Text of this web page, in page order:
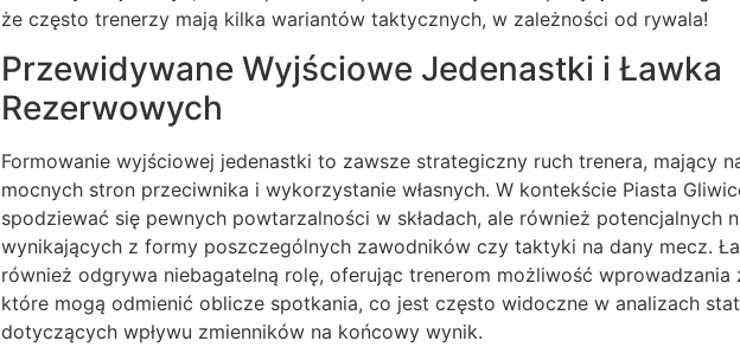
że często trenerzy mają kilka wariantów taktycznych, w zależności od rywala!
Przewidywane Wyjściowe Jedenastki i Ławka
Rezerwowych
Formowanie wyjściowej jedenastki to zawsze strategiczny ruch trenera, mający
mocnych stron przeciwnika i wykorzystanie własnych. W kontekście Piasta
spodziewać się pewnych powtarzalności w składach, ale również potencjalnych
wynikających z formy poszczególnych zawodników czy taktyki na dany mecz.
również odgrywa niebagatelną rolę, oferując trenerom możliwość wprowadzania
które mogą odmienić oblicze spotkania, co jest często widoczne w analizach
dotyczących wpływu zmienników na końcowy wynik.